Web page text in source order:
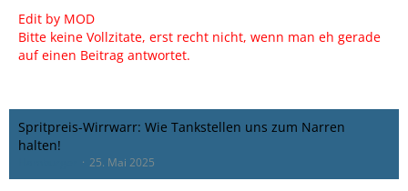
Edit by MOD
Bitte keine Vollzitate, erst recht nicht, wenn man eh gerade
auf einen Beitrag antwortet.
Spritpreis-Wirrwarr: Wie Tankstellen uns zum Narren
halten!
25. Mai 2025